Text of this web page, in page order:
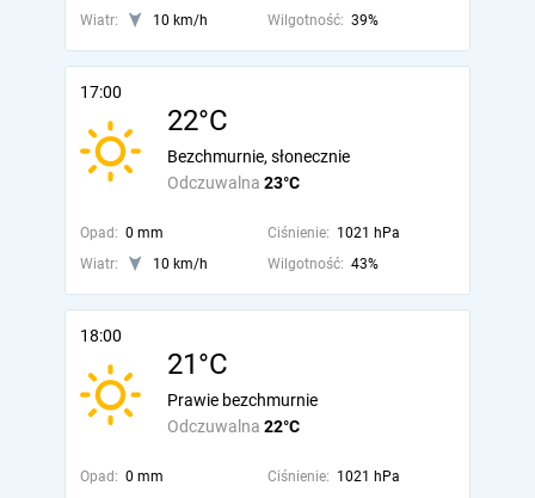
Wiatr:
10 km/h Wilgotność: 39%
17:00
22°C
Odczuwalna 23°C
Bezchmurnie, słonecznie
Opad: 0 mm Ciśnienie: 1021 hPa
Wiatr:
10 km/h Wilgotność: 43%
18:00
21°C
Odczuwalna 22°C
Prawie bezchmurnie
Opad: 0 mm Ciśnienie: 1021 hPa